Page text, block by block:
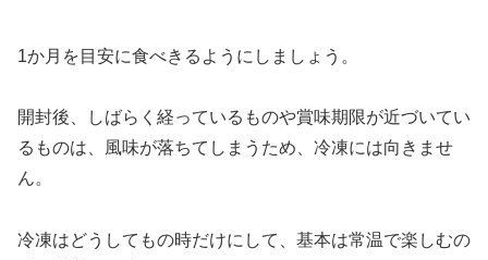
1か月を目安に食べきるようにしましょう。
開封後、しばらく経っているものや賞味期限が近づいてい
るものは、風味が落ちてしまうため、冷凍には向きませ
ん。
冷凍はどうしてもの時だけにして、基本は常温で楽しむの